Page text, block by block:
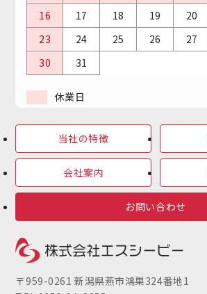
当社の特徴
会社案内
お問い合わせ
〒959-0261 新潟県燕市鴻巣324番地1
16
17 18 19 20
23
24 25 26 27
30
31
休業日